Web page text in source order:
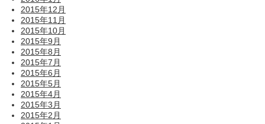
2015年12月
2015年11月
2015年10月
2015年9月
2015年8月
2015年7月
2015年6月
2015年5月
2015年4月
2015年3月
2015年2月